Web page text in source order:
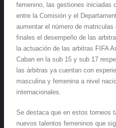
femenino, las gestiones iniciadas
entre la Comisión y el
aumentar el número de
finales el desempeño de las
la actuación de las arbitras FIFA
Caban en la sub 15 y sub 17
las árbitras ya cuentan con
masculina y femenina a nivel
internacionales.
Se destaca que en estos torneos
nuevos talentos femeninos que